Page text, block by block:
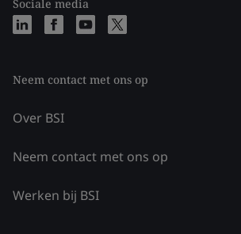
Sociale media
Neem contact met ons op
Over BSI
Neem contact met ons op
Werken bij BSI